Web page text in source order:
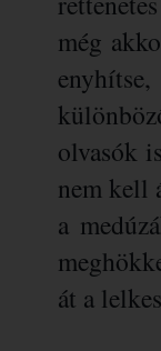
még
olvasók
nem kell
a
át a